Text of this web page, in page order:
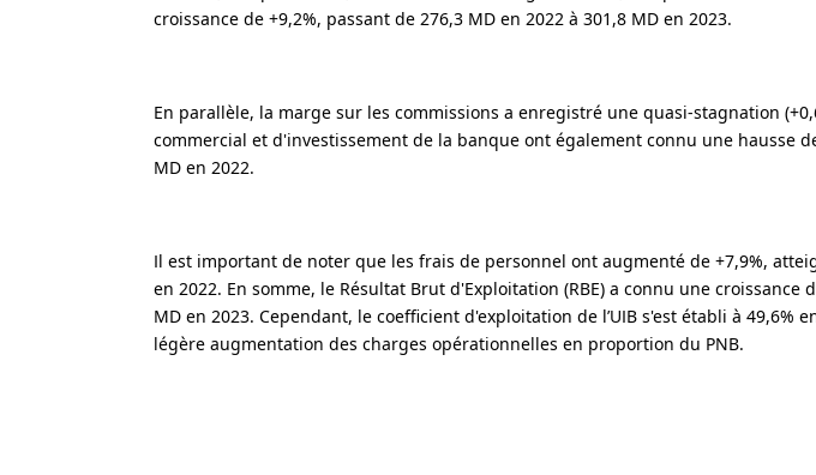
croissance de +9,2%, passant de 276,3 MD en 2022 à 301,8 MD en 2023.
En parallèle, la marge sur les commissions a enregistré une quasi-stagnation
commercial et d'investissement de la banque ont également connu une hausse
MD en 2022.
Il est important de noter que les frais de personnel ont augmenté de +7,9%,
en 2022. En somme, le Résultat Brut d'Exploitation (RBE) a connu une croissance
MD en 2023. Cependant, le coefficient d'exploitation de l’UIB s'est établi à 49,6%
légère augmentation des charges opérationnelles en proportion du PNB.